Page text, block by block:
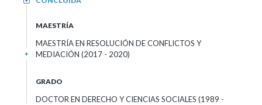
MAESTRÍA
MAESTRÍA EN RESOLUCIÓN DE CONFLICTOS Y
MEDIACIÓN (2017 - 2020)
+
GRADO
DOCTOR EN DERECHO Y CIENCIAS SOCIALES (1989 -